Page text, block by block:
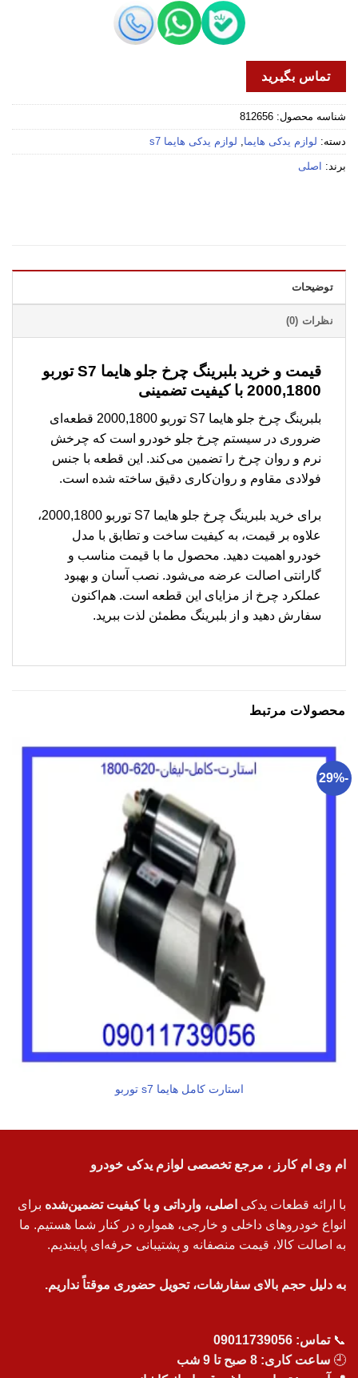
تماس بگیرید
شناسه محصول: 812656
دسته: لوازم یدکی هایما, لوازم یدکی هایما s7
برند: اصلی
توضیحات
نظرات (0)
قیمت و خرید بلبرینگ چرخ جلو هایما S7 توربو
2000,1800 با کیفیت تضمینی
بلبرینگ چرخ جلو هایما S7 توربو 2000,1800 قطعه‌ای
ضروری در سیستم چرخ جلو خودرو است که چرخش
نرم و روان چرخ را تضمین می‌کند. این قطعه با جنس
فولادی مقاوم و روان‌کاری دقیق ساخته شده است.
برای خرید بلبرینگ چرخ جلو هایما S7 توربو 2000,1800،
علاوه بر قیمت، به کیفیت ساخت و تطابق با مدل
خودرو اهمیت دهید. محصول ما با قیمت مناسب و
گارانتی اصالت عرضه می‌شود. نصب آسان و بهبود
عملکرد چرخ از مزایای این قطعه است. هم‌اکنون
سفارش دهید و از بلبرینگ مطمئن لذت ببرید.
محصولات مرتبط
-29%
استارت کامل هایما s7 توربو
ام وی ام کارز ، مرجع تخصصی لوازم یدکی خودرو
با ارائه قطعات یدکی اصلی، وارداتی و با کیفیت تضمین‌شده برای
انواع خودروهای داخلی و خارجی، همواره در کنار شما هستیم. ما
به اصالت کالا، قیمت منصفانه و پشتیبانی حرفه‌ای پایبندیم.
به دلیل حجم بالای سفارشات، تحویل حضوری موقتاً نداریم.
📞تماس: 09011739056
🕘 ساعت کاری: 8 صبح تا 9 شب